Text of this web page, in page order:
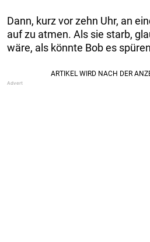
Dann, kurz vor zehn Uhr, an
auf zu atmen. Als sie starb,
wäre, als könnte Bob es